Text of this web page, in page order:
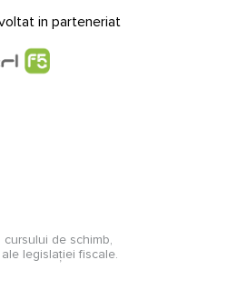
in parteneriat
de schimb,
legislației fiscale.